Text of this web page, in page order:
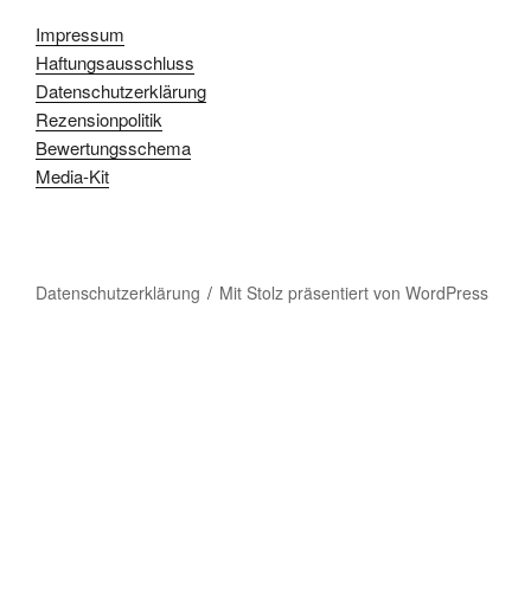
Impressum
Haftungsausschluss
Datenschutzerklärung
Rezensionpolitik
Bewertungsschema
Media-Kit
Datenschutzerklärung Mit Stolz präsentiert von WordPress